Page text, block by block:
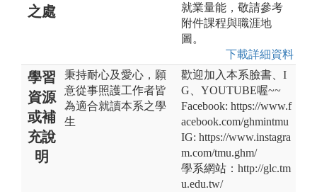
之處
就業量能，敬請參考
附件課程與職涯地
圖。
下載詳細資料
學習
資源
或補
充說
明
秉持耐心及愛心，願
意從事照護工作者皆
為適合就讀本系之學
生
歡迎加入本系臉書、I
G、YOUTUBE喔~~
Facebook: https://www.f
acebook.com/ghmintmu
IG: https://www.instagra
m.com/tmu.ghm/
學系網站：http://glc.tm
u.edu.tw/